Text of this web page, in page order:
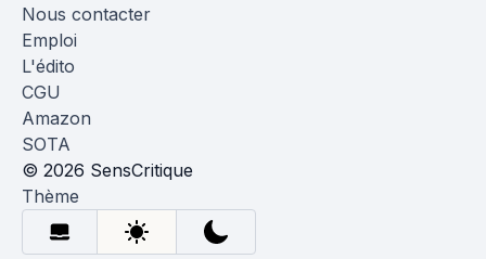
Nous contacter
Emploi
L'édito
CGU
Amazon
SOTA
© 2026 SensCritique
Thème